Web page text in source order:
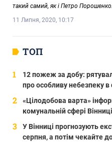
такий самий, як і Петро
11 Липня, 2020, 10:17
ТОП
12 пожеж за добу:
про особливу небезпеку в
«Цілодобова варта»
комунальній сфері
У Вінниці прогнозують
серпня, а потім чекайте